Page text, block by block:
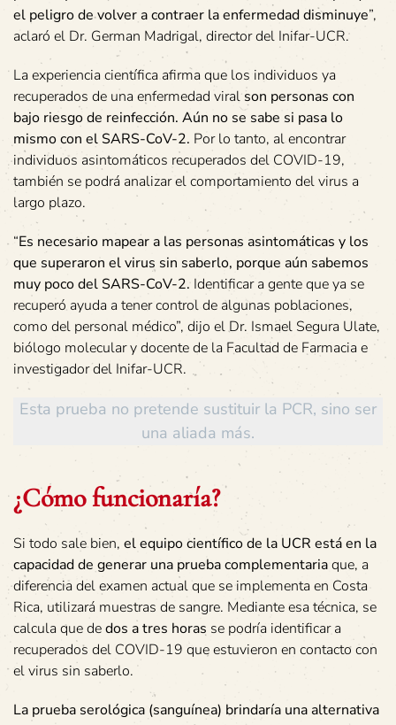
el peligro de volver a contraer la enfermedad disminuye”,
aclaró el Dr. German Madrigal, director del Inifar-UCR.
La experiencia científica afirma que los individuos ya
recuperados de una enfermedad viralson personas con
bajo riesgo de reinfección. Aún no se sabe si pasa lo
mismo con el SARS-CoV-2. Por lo tanto, al encontrar
individuos asintomáticos recuperados del COVID-19,
también se podrá analizar el comportamiento del virus a
largo plazo.
“Es necesario mapear a las personas asintomáticas y los
que superaron el virus sin saberlo, porque aún sabemos
muy poco del SARS-CoV-2.Identificar a gente que ya se
recuperó ayuda a tener control de algunas poblaciones,
como del personal médico”, dijo el Dr. Ismael Segura Ulate,
biólogo molecular y docente de la Facultad de Farmacia e
investigador del Inifar-UCR.
Esta prueba no pretende sustituir la PCR, sino ser
una aliada más.
¿Cómo funcionaría?
Si todo sale bien, el equipo científico de la UCR está en la
capacidad de generar una prueba complementariaque, a
diferencia del examen actual que se implementa en Costa
Rica, utilizará muestras de sangre. Mediante esa técnica, se
calcula que dedos a tres horas se podría identificar a
recuperados del COVID-19 que estuvieron en contacto con
el virus sin saberlo.
La prueba serológica (sanguínea) brindaría una alternativa